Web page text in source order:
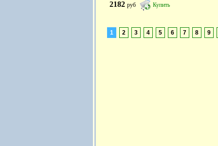
2182 руб Купить
1 2 3 4 5 6 7 8 9